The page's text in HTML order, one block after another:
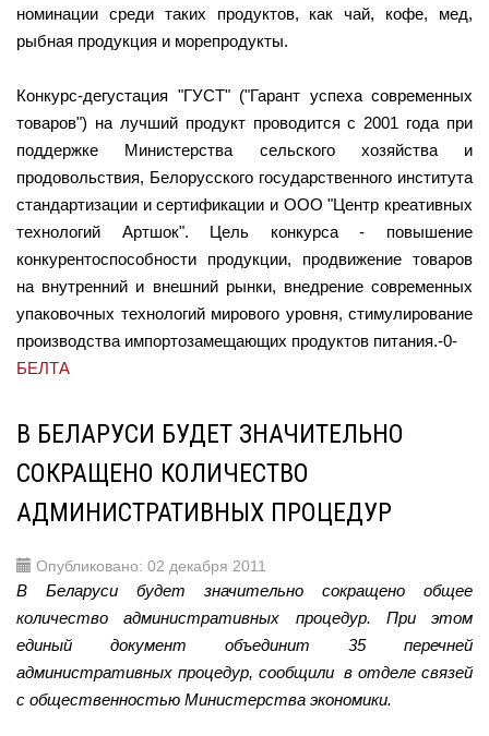
номинации среди таких продуктов, как чай, кофе, мед,
рыбная продукция и морепродукты.
Конкурс-дегустация "ГУСТ" ("Гарант успеха современных
товаров") на лучший продукт проводится с 2001 года при
поддержке Министерства сельского хозяйства и
продовольствия, Белорусского государственного института
стандартизации и сертификации и ООО "Центр креативных
технологий Артшок". Цель конкурса - повышение
конкурентоспособности продукции, продвижение товаров
на внутренний и внешний рынки, внедрение современных
упаковочных технологий мирового уровня, стимулирование
производства импортозамещающих продуктов питания.-0-
БЕЛТА
В БЕЛАРУСИ БУДЕТ ЗНАЧИТЕЛЬНО
СОКРАЩЕНО КОЛИЧЕСТВО
АДМИНИСТРАТИВНЫХ ПРОЦЕДУР
Опубликовано: 02 декабря 2011
В Беларуси будет значительно сокращено общее
количество административных процедур. При этом
единый документ объединит 35 перечней
административных процедур, сообщили в отделе связей
с общественностью Министерства экономики.